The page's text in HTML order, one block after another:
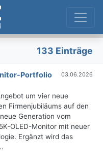
133 Einträge
Portfolio
03.06.2026
um vier neue
Firmenjubiläums auf den
Generation vom
OLED-Monitor mit neuer
Ergänzt wird das